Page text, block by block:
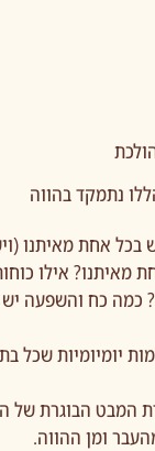
נתמקד בהווה
אחת מאיתנו
מאיתנו? אילו
כמה כח והשפעה
יומיומיות שכל
המבט הבוגרת של
ומן ההווה.